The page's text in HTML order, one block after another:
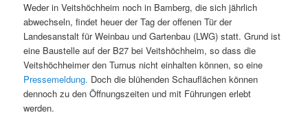
Weder in Veitshöchheim noch in Bamberg, die sich jährlich
abwechseln, findet heuer der Tag der offenen Tür der
Landesanstalt für Weinbau und Gartenbau (LWG) statt. Grund ist
eine Baustelle auf der B27 bei Veitshöchheim, so dass die
Veitshöchheimer den Turnus nicht einhalten können, so eine
Pressemeldung. Doch die blühenden Schauflächen können
dennoch zu den Öffnungszeiten und mit Führungen erlebt
werden.